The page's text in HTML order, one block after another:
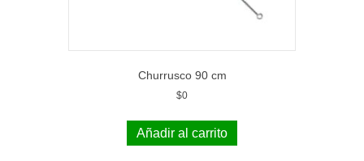
Churrusco 90 cm
$0
Añadir al carrito